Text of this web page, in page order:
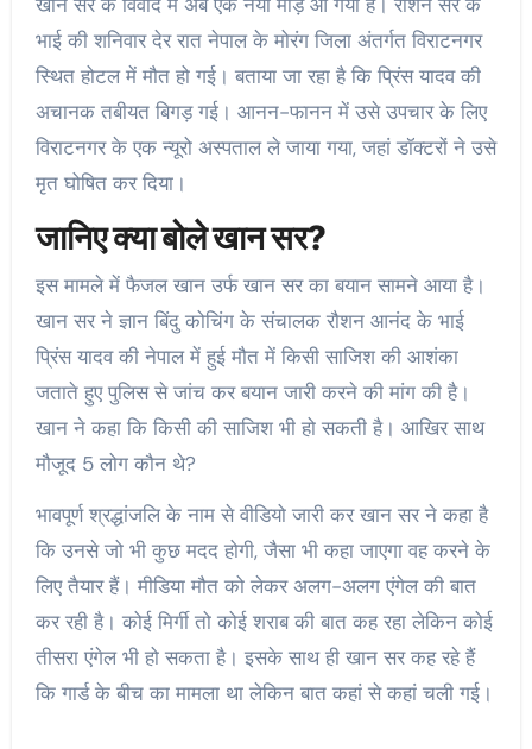
भाई की शनिवार देर रात नेपाल के मोरंग जिला अंतर्गत विराटनगर
स्थित होटल में मौत हो गई। बताया जा रहा है कि प्रिंस यादव की
अचानक तबीयत बिगड़ गई। आनन-फानन में उसे उपचार के लिए
विराटनगर के एक न्यूरो अस्पताल ले जाया गया, जहां डॉक्टरों ने उसे
मृत घोषित कर दिया।
जानिए क्या बोले खान सर?
इस मामले में फैजल खान उर्फ खान सर का बयान सामने आया है।
खान सर ने ज्ञान बिंदु कोचिंग के संचालक रौशन आनंद के भाई
प्रिंस यादव की नेपाल में हुई मौत में किसी साजिश की आशंका
जताते हुए पुलिस से जांच कर बयान जारी करने की मांग की है।
खान ने कहा कि किसी की साजिश भी हो सकती है। आखिर साथ
मौजूद 5 लोग कौन थे?
भावपूर्ण श्रद्धांजलि के नाम से वीडियो जारी कर खान सर ने कहा है
कि उनसे जो भी कुछ मदद होगी, जैसा भी कहा जाएगा वह करने के
लिए तैयार हैं। मीडिया मौत को लेकर अलग-अलग एंगेल की बात
कर रही है। कोई मिर्गी तो कोई शराब की बात कह रहा लेकिन कोई
तीसरा एंगेल भी हो सकता है। इसके साथ ही खान सर कह रहे हैं
कि गार्ड के बीच का मामला था लेकिन बात कहां से कहां चली गई।